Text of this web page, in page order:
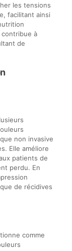
les tensions
facilitant ainsi
à
de
non invasive
Elle améliore
patients de
perdu. En
de récidives
comme